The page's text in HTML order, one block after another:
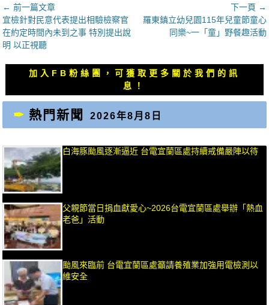
文
章
導
覽
← 前一篇文章
上
一
篇
宜檢針對民意代表提出相驗檢察官
在約定時間內未到之事 特別提出說
明 以正視聽
下一頁 →
章：
羅東鎮立幼兒園115年兒童節童心
同樂~一「童」野餐趣活動
加入FB粉絲團，可獲取更多關於我們的訊
息！
熱門新聞 2026年8月8日
白海豚颱風逐漸逼近 台電宜蘭區處持續戒備嚴陣以待
父親節當日捐血獻愛心~2026台電宜蘭區處舉辦「熱血
老爸」活動
颱風來臨前 台電宜蘭區處籲請養殖業加強用電檢測以
維安全